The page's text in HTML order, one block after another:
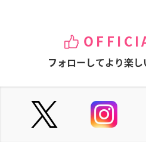
フォローしてより楽し